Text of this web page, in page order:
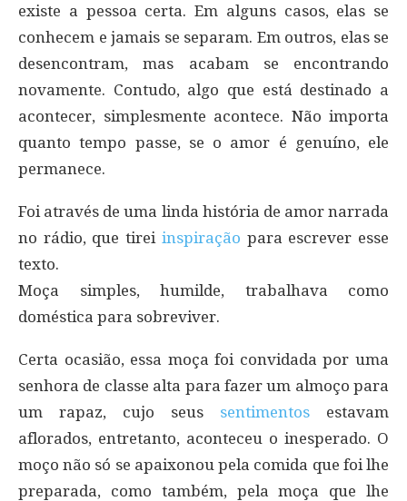
existe a pessoa certa. Em alguns casos, elas se
conhecem e jamais se separam. Em outros, elas se
desencontram, mas acabam se encontrando
novamente. Contudo, algo que está destinado a
acontecer, simplesmente acontece. Não importa
quanto tempo passe, se o amor é genuíno, ele
permanece.
Foi através de uma linda história de amor narrada
no rádio, que tirei inspiração para escrever esse
texto.
Moça simples, humilde, trabalhava como
doméstica para sobreviver.
Certa ocasião, essa moça foi convidada por uma
senhora de classe alta para fazer um almoço para
um rapaz, cujo seus sentimentos estavam
aflorados, entretanto, aconteceu o inesperado. O
moço não só se apaixonou pela comida que foi lhe
preparada, como também, pela moça que lhe